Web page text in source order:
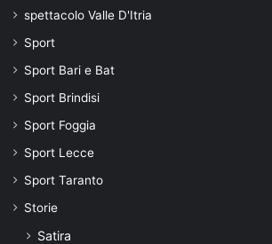
spettacolo Valle D'Itria
Sport
Sport Bari e Bat
Sport Brindisi
Sport Foggia
Sport Lecce
Sport Taranto
Storie
Satira